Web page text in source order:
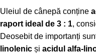
Uleiul de cânepă conține
raport ideal de 3 : 1,
Deosebit de importanți
linolenic și acidul alfa-